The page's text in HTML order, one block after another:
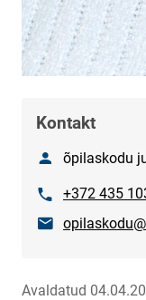
Kontakt
Nimiõpilaskodu
Telefon+372 435
E-post
Avaldatud